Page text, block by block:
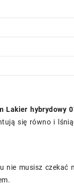
Lakier hybrydowy
się równo i
nie musisz czekać